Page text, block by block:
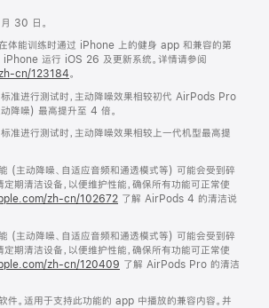
30 日。
体能训练时通过 iPhone 上的健身 app 和兼容的第
iPhone 运行 iOS 26 及更新系统。详情请参阅
cn/123184。
进行测试时，主动降噪效果相较初代 AirPods Pro
降噪) 最高提升至 4 倍。
进行测试时，主动降噪效果相较上一代机型最高提
(主动降噪、自适应音频和通透模式等) 可能会受到碎
定期清洁设备，以便维护性能，确保所有功能可正常使
zh-cn/102672 了解 AirPods 4 的清洁说
(主动降噪、自适应音频和通透模式等) 可能会受到碎
定期清洁设备，以便维护性能，确保所有功能可正常使
zh-cn/120409 了解 AirPods Pro 的清洁
件。适用于支持此功能的 app 中播放的兼容内容。并